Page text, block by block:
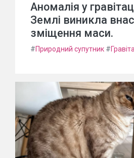
Аномалія у
Землі виникла
зміщення маси.
#Природний супутник #